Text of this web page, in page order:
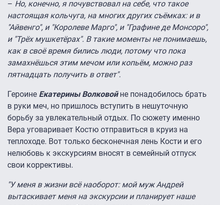
– Но, конечно, я почувствовал на себе, что такое
настоящая кольчуга, на многих других съёмках: и в
"Айвенго", и "Королеве Марго", и "Графине де Монсоро",
и "Трёх мушкетёрах". В такие моменты не понимаешь,
как в своё время бились люди, потому что пока
замахнёшься этим мечом или копьём, можно раз
пятнадцать получить в ответ".
Героине Екатерины Волковойне понадобилось брать
в руки меч, но пришлось вступить в нешуточную
борьбу за увлекательный отдых. По сюжету именно
Вера уговаривает Костю отправиться в круиз на
теплоходе. Вот только бесконечная лень Кости и его
нелюбовь к экскурсиям вносят в семейный отпуск
свои коррективы.
"У меня в жизни всё наоборот: мой муж Андрей
вытаскивает меня на экскурсии и планирует наше